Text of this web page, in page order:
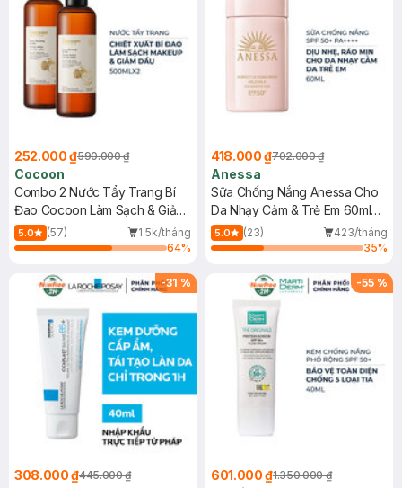
252.000 ₫590.000 ₫
Cocoon
Combo 2 Nước Tẩy Trang Bí
Đao Cocoon Làm Sạch & Giảm
Dầu 500ml
5.0 (57)
1.5k/tháng
64%
418.000 ₫702.000 ₫
Anessa
Sữa Chống Nắng Anessa Cho
Da Nhạy Cảm & Trẻ Em 60ml
(Mới)
5.0 (23)
423/tháng
35%
-31 %
308.000 ₫445.000 ₫
-55 %
601.000 ₫1.350.000 ₫